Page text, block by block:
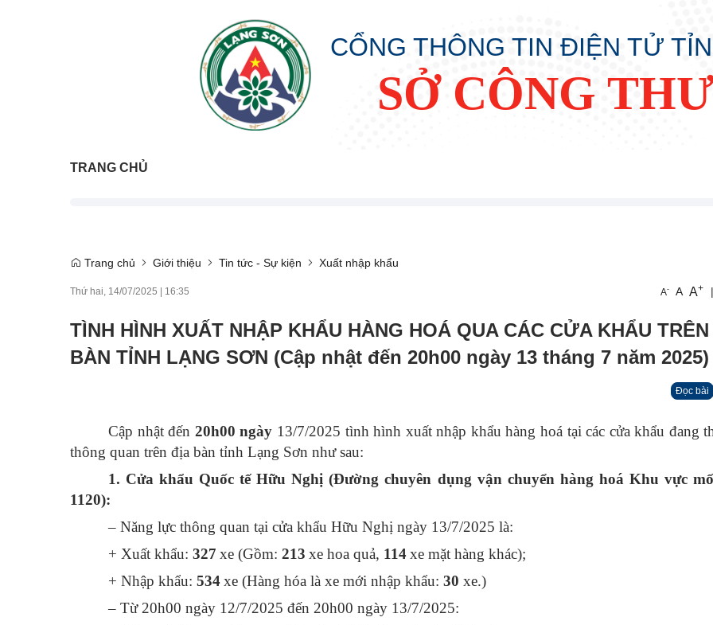
CỔNG THÔNG TIN ĐIỆN TỬ
SỞ CÔNG
TRANG CHỦ
Trang chủ Giới thiệu Tin tức - Sự kiện Xuất nhập khẩu
Thứ hai, 14/07/2025 | 16:35 A- A A+ |
TÌNH HÌNH XUẤT NHẬP KHẨU HÀNG HOÁ QUA CÁC CỬA KHẨU
BÀN TỈNH LẠNG SƠN (Cập nhật đến 20h00 ngày 13 tháng 7 năm 2025)
Đọc bài
Cập nhật đến 20h00 ngày 13/7/2025 tình hình xuất nhập khẩu hàng hoá tại các cửa khẩu đang
thông quan trên địa bàn tỉnh Lạng Sơn như sau:
1. Cửa khẩu Quốc tế Hữu Nghị (Đường chuyên dụng vận chuyển hàng hoá Khu vực
1120):
– Năng lực thông quan tại cửa khẩu Hữu Nghị ngày 13/7/2025 là:
+ Xuất khẩu: 327 xe (Gồm: 213 xe hoa quả, 114xe mặt hàng khác);
+ Nhập khẩu: 534xe (Hàng hóa là xe mới nhập khẩu: 30 xe.)
– Từ 20h00 ngày 12/7/2025 đến 20h00 ngày 13/7/2025: